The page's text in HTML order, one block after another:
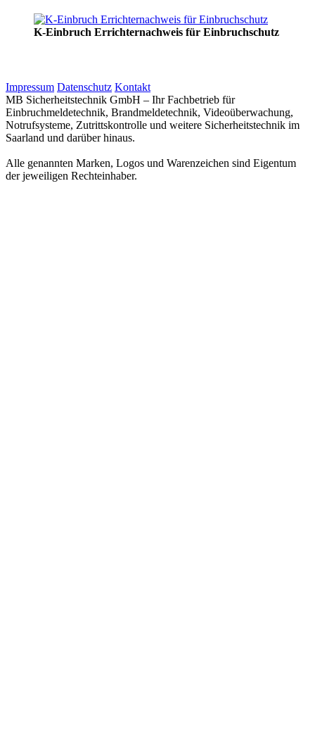
K-Einbruch Errichternachweis für Einbruchschutz
Impressum Datenschutz Kontakt
MB Sicherheitstechnik GmbH – Ihr Fachbetrieb für
Einbruchmeldetechnik, Brandmeldetechnik, Videoüberwachung,
Notrufsysteme, Zutrittskontrolle und weitere Sicherheitstechnik im
Saarland und darüber hinaus.
Alle genannten Marken, Logos und Warenzeichen sind Eigentum
der jeweiligen Rechteinhaber.